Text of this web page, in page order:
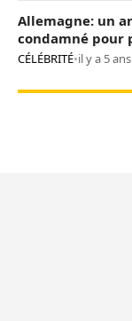
Allemagne: un
condamné pour
CÉLÉBRITÉ•il y a 5 ans